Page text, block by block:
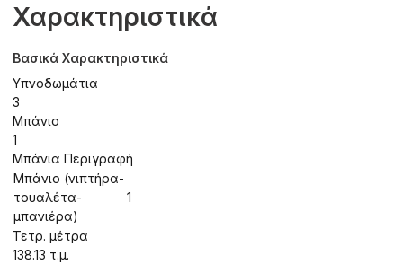
Χαρακτηριστικά
Βασικά Χαρακτηριστικά
Υπνοδωμάτια
3
Μπάνιο
1
Μπάνια Περιγραφή
Μπάνιο (νιπτήρα-
τουαλέτα-
μπανιέρα)
1
Τετρ. μέτρα
138.13 τ.μ.